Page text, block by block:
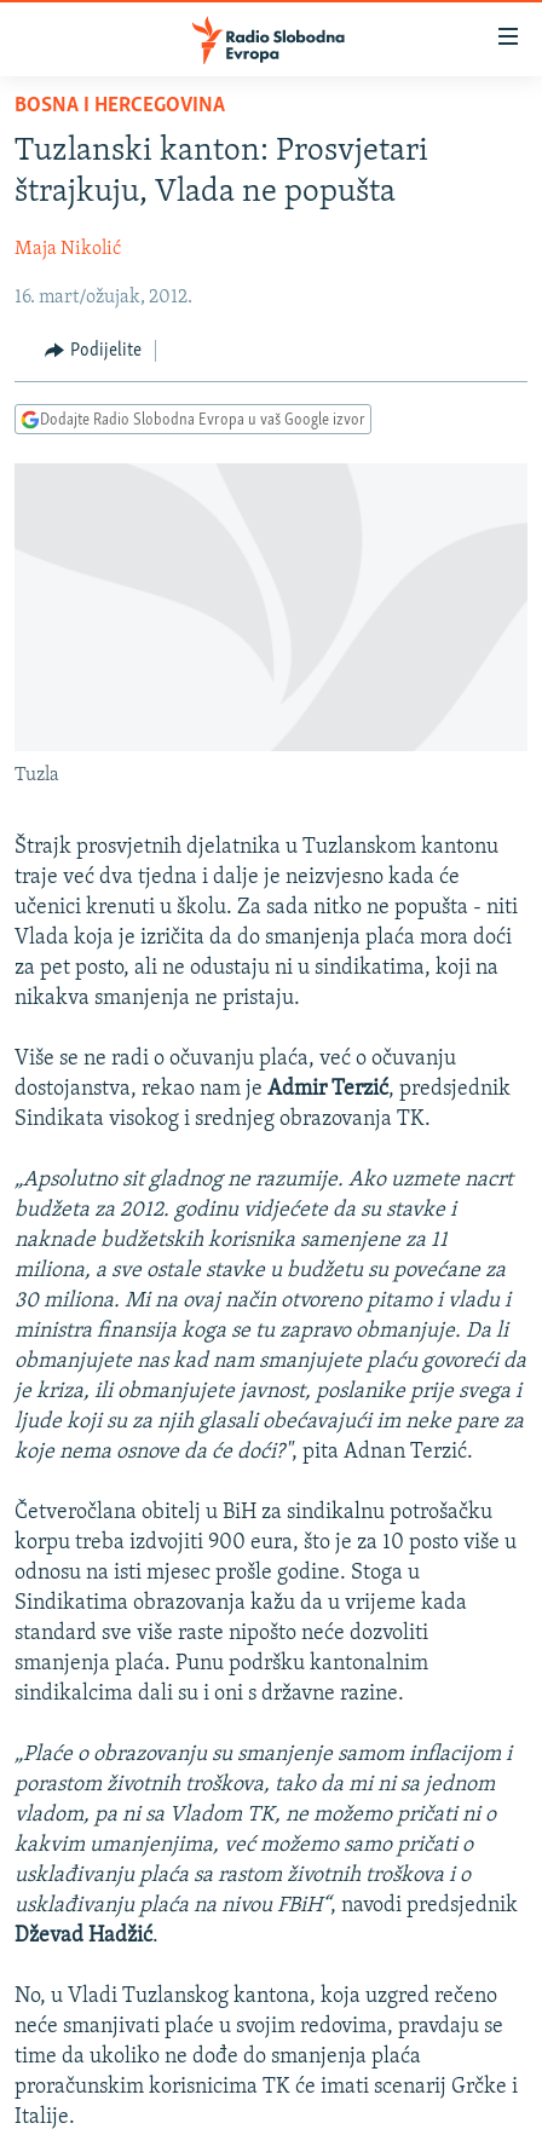
Pređite
glavni
sadržaj
na
navigaciju
Pređite
pretragu
VIJESTI
BOSNA I HERCEGOVINA
SRBIJA
KOSOVO
CRNA GORA
VIZUELNO
FOTOGALERIJE
PODCASTI
RAT U UKRAJINI
POPLAVE I KLIZIŠTA U BIH 2024.
POST SCRIPTUM
MOJA EVROPA
TRI DECENIJE OD RATA U BIH
SVE KARTE DEJTONA
NASTANAK I RASPAD JUGOSLAVIJE
Sve RFE/RL stranice
BOSNA I HERCEGOVINA
Tuzlanski kanton: Prosvjetari
štrajkuju, Vlada ne popušta
Maja Nikolić
16. mart/ožujak, 2012.
Podijelite
Dodajte Radio Slobodna Evropa u vaš Google izvor
Tuzla
Štrajk prosvjetnih djelatnika u Tuzlanskom kantonu
traje već dva tjedna i dalje je neizvjesno kada će
učenici krenuti u školu. Za sada nitko ne popušta - niti
Vlada koja je izričita da do smanjenja plaća mora doći
za pet posto, ali ne odustaju ni u sindikatima, koji na
nikakva smanjenja ne pristaju.
Više se ne radi o očuvanju plaća, već o očuvanju
dostojanstva, rekao nam je Admir Terzić, predsjednik
Sindikata visokog i srednjeg obrazovanja TK.
„Apsolutno sit gladnog ne razumije. Ako uzmete nacrt
budžeta za 2012. godinu vidjećete da su stavke i
naknade budžetskih korisnika samenjene za 11
miliona, a sve ostale stavke u budžetu su povećane za
30 miliona. Mi na ovaj način otvoreno pitamo i vladu i
ministra finansija koga se tu zapravo obmanjuje. Da li
obmanjujete nas kad nam smanjujete plaću govoreći da
je kriza, ili obmanjujete javnost, poslanike prije svega i
ljude koji su za njih glasali obećavajući im neke pare za
koje nema osnove da će doći?", pita Adnan Terzić.
Četveročlana obitelj u BiH za sindikalnu potrošačku
korpu treba izdvojiti 900 eura, što je za 10 posto više u
odnosu na isti mjesec prošle godine. Stoga u
Sindikatima obrazovanja kažu da u vrijeme kada
standard sve više raste nipošto neće dozvoliti
smanjenja plaća. Punu podršku kantonalnim
sindikalcima dali su i oni s državne razine.
„Plaće o obrazovanju su smanjenje samom inflacijom i
porastom životnih troškova, tako da mi ni sa jednom
vladom, pa ni sa Vladom TK, ne možemo pričati ni o
kakvim umanjenjima, već možemo samo pričati o
usklađivanju plaća sa rastom životnih troškova i o
usklađivanju plaća na nivou FBiH“, navodi predsjednik
Dževad Hadžić.
No, u Vladi Tuzlanskog kantona, koja uzgred rečeno
neće smanjivati plaće u svojim redovima, pravdaju se
time da ukoliko ne dođe do smanjenja plaća
proračunskim korisnicima TK će imati scenarij Grčke i
Italije.